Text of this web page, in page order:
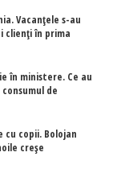
Vacanțele s-au
clienți în prima
în ministere. Ce au
de
copii. Bolojan
creșe